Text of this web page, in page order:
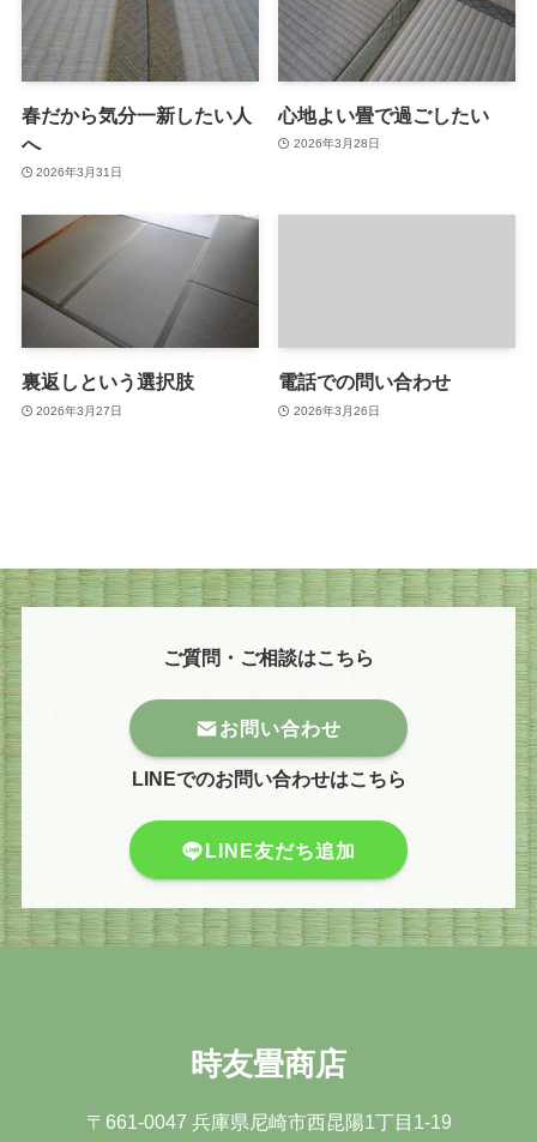
春だから気分一新したい人
へ
2026年3月31日
心地よい畳で過ごしたい
2026年3月28日
裏返しという選択肢
2026年3月27日
電話での問い合わせ
2026年3月26日
ご質問・ご相談はこちら
お問い合わせ
LINEでのお問い合わせはこちら
LINE友だち追加
時友畳商店
〒661-0047 兵庫県尼崎市⻄昆陽1丁⽬1-19